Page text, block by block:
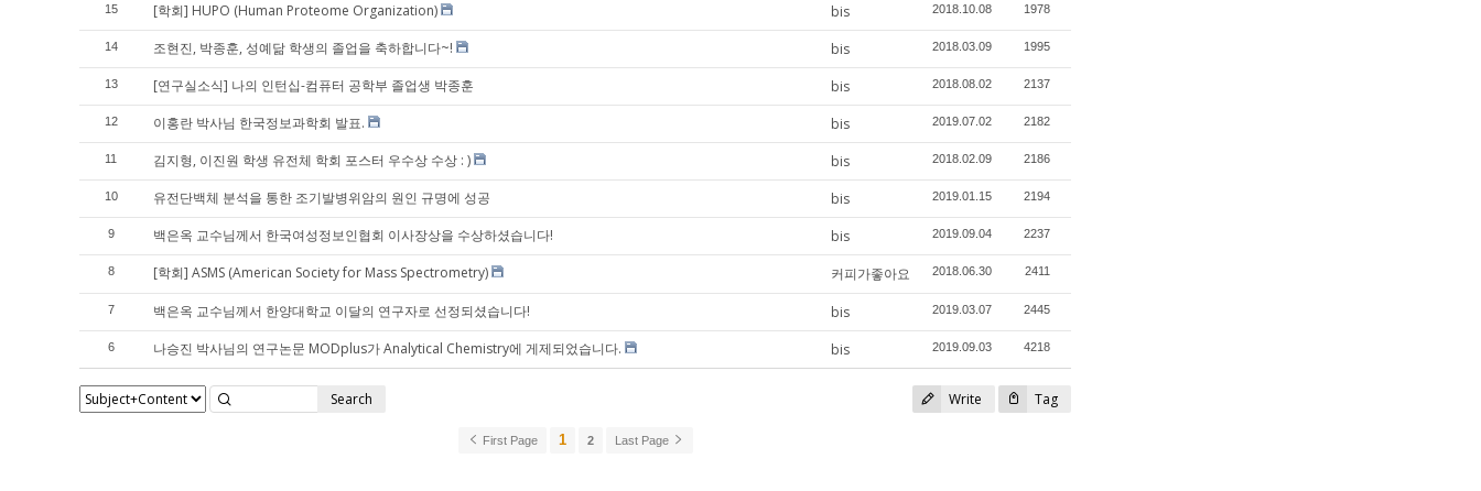
15 [학회] HUPO (Human Proteome Organization) bis 2018.10.08 1978
14 조현진, 박종훈, 성예닮 학생의 졸업을 축하합니다~! bis 2018.03.09 1995
13 [연구실소식] 나의 인턴십-컴퓨터 공학부 졸업생 박종훈 bis 2018.08.02 2137
12 이홍란 박사님 한국정보과학회 발표. bis 2019.07.02 2182
11 김지형, 이진원 학생 유전체 학회 포스터 우수상 수상 : ) bis 2018.02.09 2186
10 유전단백체 분석을 통한 조기발병위암의 원인 규명에 성공 bis 2019.01.15 2194
9 백은옥 교수님께서 한국여성정보인협회 이사장상을 수상하셨습니다! bis 2019.09.04 2237
8 [학회] ASMS (American Society for Mass Spectrometry) 커피가좋아요 2018.06.30 2411
7 백은옥 교수님께서 한양대학교 이달의 연구자로 선정되셨습니다! bis 2019.03.07 2445
6 나승진 박사님의 연구논문 MODplus가 Analytical Chemistry에 게제되었습니다. bis 2019.09.03 4218
Write Tag
Search
First Page 1 2 Last Page